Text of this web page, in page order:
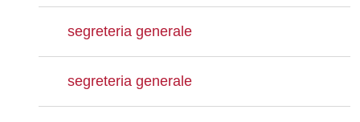
segreteria generale
segreteria generale